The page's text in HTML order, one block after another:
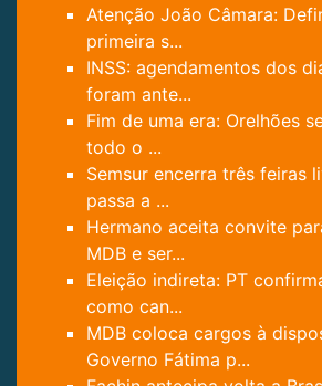
Atenção João Câmara:
primeira s...
INSS: agendamentos dos
foram ante...
Fim de uma era: Orelhões
todo o ...
Semsur encerra três feiras
passa a ...
Hermano aceita convite
MDB e ser...
Eleição indireta: PT
como can...
MDB coloca cargos à
Governo Fátima p...